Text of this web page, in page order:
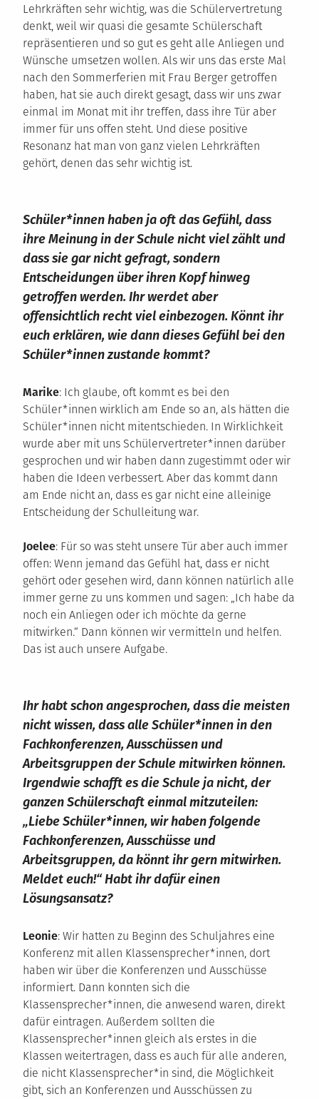
Lehrkräften sehr wichtig, was die Schülervertretung
denkt, weil wir quasi die gesamte Schülerschaft
repräsentieren und so gut es geht alle Anliegen und
Wünsche umsetzen wollen. Als wir uns das erste Mal
nach den Sommerferien mit Frau Berger getroffen
haben, hat sie auch direkt gesagt, dass wir uns zwar
einmal im Monat mit ihr treffen, dass ihre Tür aber
immer für uns offen steht. Und diese positive
Resonanz hat man von ganz vielen Lehrkräften
gehört, denen das sehr wichtig ist.
Schüler*innen haben ja oft das Gefühl, dass
ihre Meinung in der Schule nicht viel zählt und
dass sie gar nicht gefragt, sondern
Entscheidungen über ihren Kopf hinweg
getroffen werden. Ihr werdet aber
offensichtlich recht viel einbezogen. Könnt ihr
euch erklären, wie dann dieses Gefühl bei den
Schüler*innen zustande kommt?
Marike: Ich glaube, oft kommt es bei den
Schüler*innen wirklich am Ende so an, als hätten die
Schüler*innen nicht mitentschieden. In Wirklichkeit
wurde aber mit uns Schülervertreter*innen darüber
gesprochen und wir haben dann zugestimmt oder wir
haben die Ideen verbessert. Aber das kommt dann
am Ende nicht an, dass es gar nicht eine alleinige
Entscheidung der Schulleitung war.
Joelee: Für so was steht unsere Tür aber auch immer
offen: Wenn jemand das Gefühl hat, dass er nicht
gehört oder gesehen wird, dann können natürlich alle
immer gerne zu uns kommen und sagen: „Ich habe da
noch ein Anliegen oder ich möchte da gerne
mitwirken.“ Dann können wir vermitteln und helfen.
Das ist auch unsere Aufgabe.
Ihr habt schon angesprochen, dass die meisten
nicht wissen, dass alle Schüler*innen in den
Fachkonferenzen, Ausschüssen und
Arbeitsgruppen der Schule mitwirken können.
Irgendwie schafft es die Schule ja nicht, der
ganzen Schülerschaft einmal mitzuteilen:
„Liebe Schüler*innen, wir haben folgende
Fachkonferenzen, Ausschüsse und
Arbeitsgruppen, da könnt ihr gern mitwirken.
Meldet euch!“ Habt ihr dafür einen
Lösungsansatz?
Leonie: Wir hatten zu Beginn des Schuljahres eine
Konferenz mit allen Klassensprecher*innen, dort
haben wir über die Konferenzen und Ausschüsse
informiert. Dann konnten sich die
Klassensprecher*innen, die anwesend waren, direkt
dafür eintragen. Außerdem sollten die
Klassensprecher*innen gleich als erstes in die
Klassen weitertragen, dass es auch für alle anderen,
die nicht Klassensprecher*in sind, die Möglichkeit
gibt, sich an Konferenzen und Ausschüssen zu